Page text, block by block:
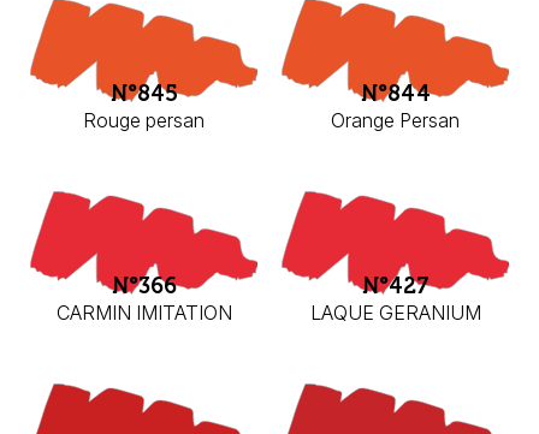
N°845
Rouge persan
N°844
Orange Persan
N°366
CARMIN IMITATION
N°427
LAQUE GERANIUM